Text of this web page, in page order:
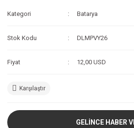
Kategori Batarya
Stok Kodu DLMPVY26
Fiyat 12,00 USD
Karşılaştır
GELİNCE HABER